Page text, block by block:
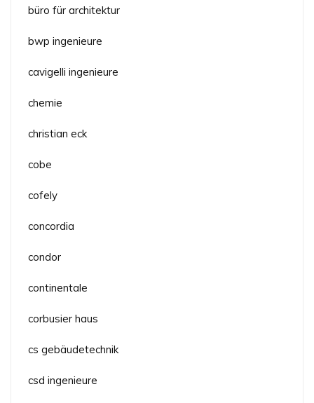
büro für architektur
bwp ingenieure
cavigelli ingenieure
chemie
christian eck
cobe
cofely
concordia
condor
continentale
corbusier haus
cs gebäudetechnik
csd ingenieure